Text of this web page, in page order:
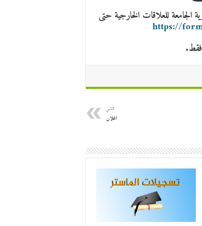
الجامعة للعلاقات الخارجية حتى
https://
التالي
اعلان